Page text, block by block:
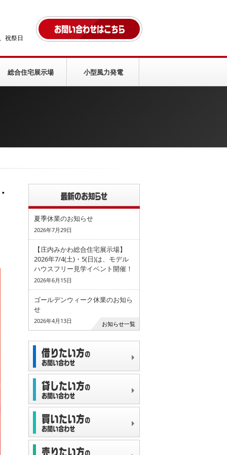
祝祭日
総合住宅展示場 小型風力発電
夏季休業のお知らせ
2026年7月29日
【庄内みかわ総合住宅展示場】
2026年7/4(土)・5(日)は、モデル
ハウスフリー見学イベント開催！
2026年6月15日
ゴールデンウィーク休業のお知ら
せ
2026年4月13日 お知らせ一覧